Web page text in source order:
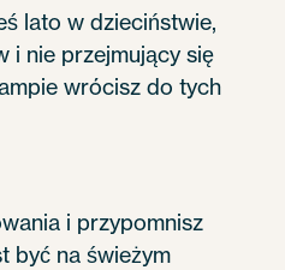
lato w dzieciństwie,
i nie przejmujący się
wrócisz do tych
i przypomnisz
być na świeżym